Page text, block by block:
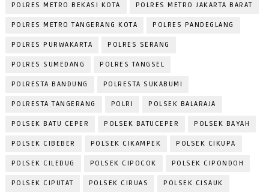
POLRES METRO BEKASI KOTA POLRES METRO JAKARTA BARAT
POLRES METRO TANGERANG KOTA POLRES PANDEGLANG
POLRES PURWAKARTA POLRES SERANG
POLRES SUMEDANG POLRES TANGSEL
POLRESTA BANDUNG POLRESTA SUKABUMI
POLRESTA TANGERANG POLRI POLSEK BALARAJA
POLSEK BATU CEPER POLSEK BATUCEPER POLSEK BAYAH
POLSEK CIBEBER POLSEK CIKAMPEK POLSEK CIKUPA
POLSEK CILEDUG POLSEK CIPOCOK POLSEK CIPONDOH
POLSEK CIPUTAT POLSEK CIRUAS POLSEK CISAUK